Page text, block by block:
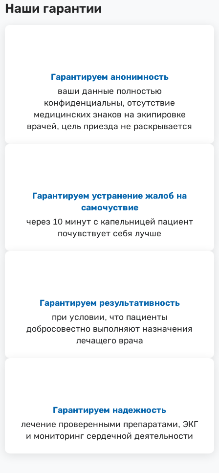
Наши гарантии
Гарантируем анонимность
ваши данные полностью
конфиденциальны, отсутствие
медицинских знаков на экипировке
врачей, цель приезда не раскрывается
Гарантируем устранение жалоб на
самочуствие
через 10 минут с капельницей пациент
почувствует себя лучше
Гарантируем результативность
при условии, что пациенты
добросовестно выполняют назначения
лечащего врача
Гарантируем надежность
лечение проверенными препаратами, ЭКГ
и мониторинг сердечной деятельности